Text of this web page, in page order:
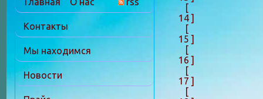
[
14 ]
[
15 ]
[
16 ]
[
17 ]
[
Контакты
Мы находимся
Новости